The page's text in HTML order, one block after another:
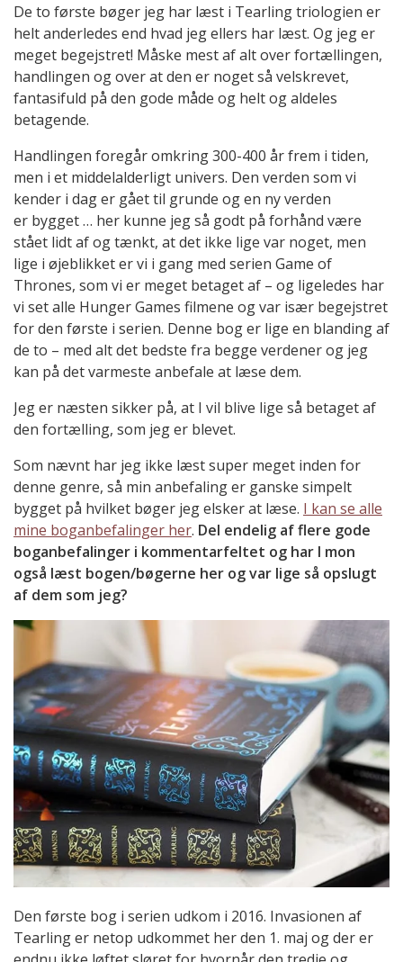
De to første bøger jeg har læst i Tearling triologien er
helt anderledes end hvad jeg ellers har læst. Og jeg er
meget begejstret! Måske mest af alt over fortællingen,
handlingen og over at den er noget så velskrevet,
fantasifuld på den gode måde og helt og aldeles
betagende.
Handlingen foregår omkring 300-400 år frem i tiden,
men i et middelalderligt univers. Den verden som vi
kender i dag er gået til grunde og en ny verden
er bygget … her kunne jeg så godt på forhånd være
stået lidt af og tænkt, at det ikke lige var noget, men
lige i øjeblikket er vi i gang med serien Game of
Thrones, som vi er meget betaget af – og ligeledes har
vi set alle Hunger Games filmene og var især begejstret
for den første i serien. Denne bog er lige en blanding af
de to – med alt det bedste fra begge verdener og jeg
kan på det varmeste anbefale at læse dem.
Jeg er næsten sikker på, at I vil blive lige så betaget af
den fortælling, som jeg er blevet.
Som nævnt har jeg ikke læst super meget inden for
denne genre, så min anbefaling er ganske simpelt
bygget på hvilket bøger jeg elsker at læse. I kan se alle
mine boganbefalinger her. Del endelig af flere gode
boganbefalinger i kommentarfeltet og har I mon
også læst bogen/bøgerne her og var lige så opslugt
af dem som jeg?
Den første bog i serien udkom i 2016. Invasionen af
Tearling er netop udkommet her den 1. maj og der er